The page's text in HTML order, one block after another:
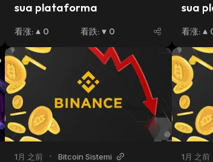
sua plataforma
看涨: 0 看跌: 0
sua
看涨:
1月 之前 • Bitcoin Sistemi 1月 之前